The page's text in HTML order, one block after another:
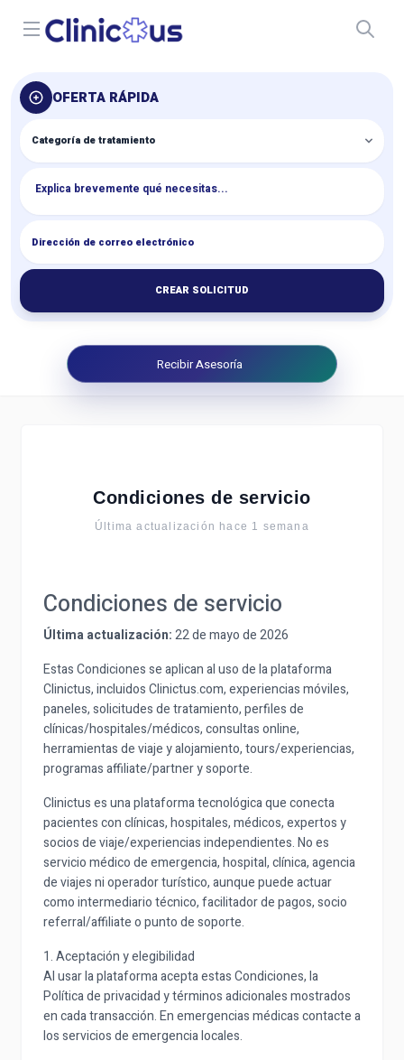
Open menu
OFERTA RÁPIDA
CREAR SOLICITUD
Recibir Asesoría
Condiciones de servicio
Última actualización hace 1 semana
Condiciones de servicio
Última actualización:22 de mayo de 2026
Estas Condiciones se aplican al uso de la plataforma
Clinictus, incluidos Clinictus.com, experiencias móviles,
paneles, solicitudes de tratamiento, perfiles de
clínicas/hospitales/médicos, consultas online,
herramientas de viaje y alojamiento, tours/experiencias,
programas affiliate/partner y soporte.
Clinictus es una plataforma tecnológica que conecta
pacientes con clínicas, hospitales, médicos, expertos y
socios de viaje/experiencias independientes. No es
servicio médico de emergencia, hospital, clínica, agencia
de viajes ni operador turístico, aunque puede actuar
como intermediario técnico, facilitador de pagos, socio
referral/affiliate o punto de soporte.
1. Aceptación y elegibilidad
Al usar la plataforma acepta estas Condiciones, la
Política de privacidad y términos adicionales mostrados
en cada transacción. En emergencias médicas contacte a
los servicios de emergencia locales.